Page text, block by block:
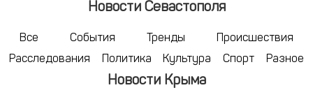
Новости Севастополя
Все События Тренды
Происшествия
Расследования
Политика Культура Спорт Разное
Новости Крыма